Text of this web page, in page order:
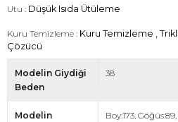
Utu : Düşük Isıda Ütüleme
Kuru Temizleme : Kuru Temizleme ,
Çözücü
Modelin Giydiği
Beden
38
Modelin
Boy:173,